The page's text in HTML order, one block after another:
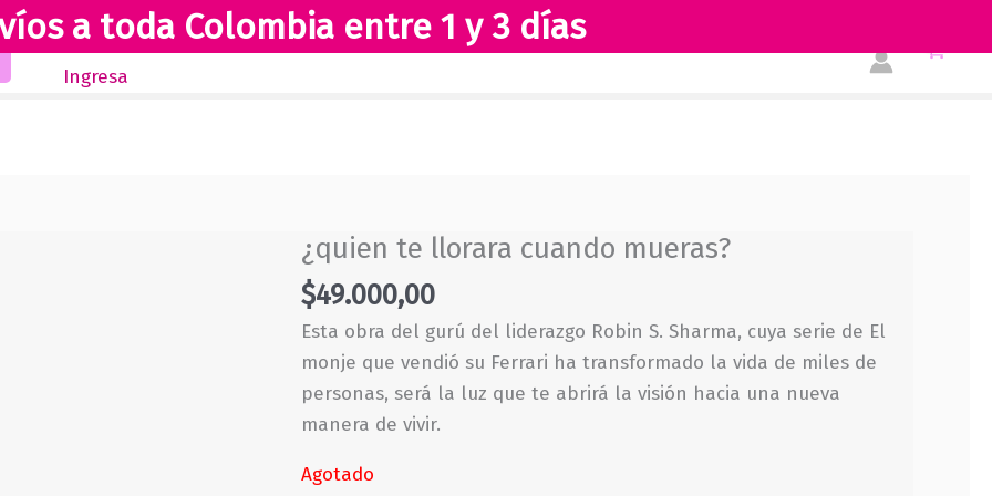
a toda Colombia entre 1 y 3 días
Inicio Novedades Revista Club Lectores Tienda
Ingresa
¿quien te llorara cuando mueras?
$49.000,00
Esta obra del gurú del liderazgo Robin S. Sharma, cuya serie de El
monje que vendió su Ferrari ha transformado la vida de miles de
personas, será la luz que te abrirá la visión hacia una nueva
manera de vivir.
Agotado